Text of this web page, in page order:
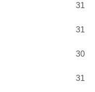
31
31
30
31